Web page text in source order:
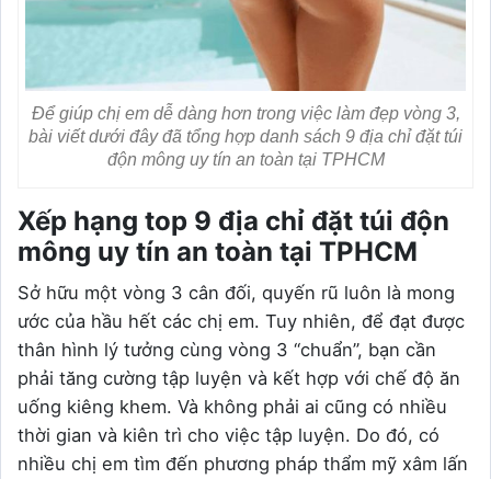
Để giúp chị em dễ dàng hơn trong việc làm đẹp vòng 3,
bài viết dưới đây đã tổng hợp danh sách 9 địa chỉ đặt túi
độn mông uy tín an toàn tại TPHCM
Xếp hạng top 9 địa chỉ đặt túi độn
mông uy tín an toàn tại TPHCM
Sở hữu một vòng 3 cân đối, quyến rũ luôn là mong
ước của hầu hết các chị em. Tuy nhiên, để đạt được
thân hình lý tưởng cùng vòng 3 “chuẩn”, bạn cần
phải tăng cường tập luyện và kết hợp với chế độ ăn
uống kiêng khem. Và không phải ai cũng có nhiều
thời gian và kiên trì cho việc tập luyện. Do đó, có
nhiều chị em tìm đến phương pháp thẩm mỹ xâm lấn